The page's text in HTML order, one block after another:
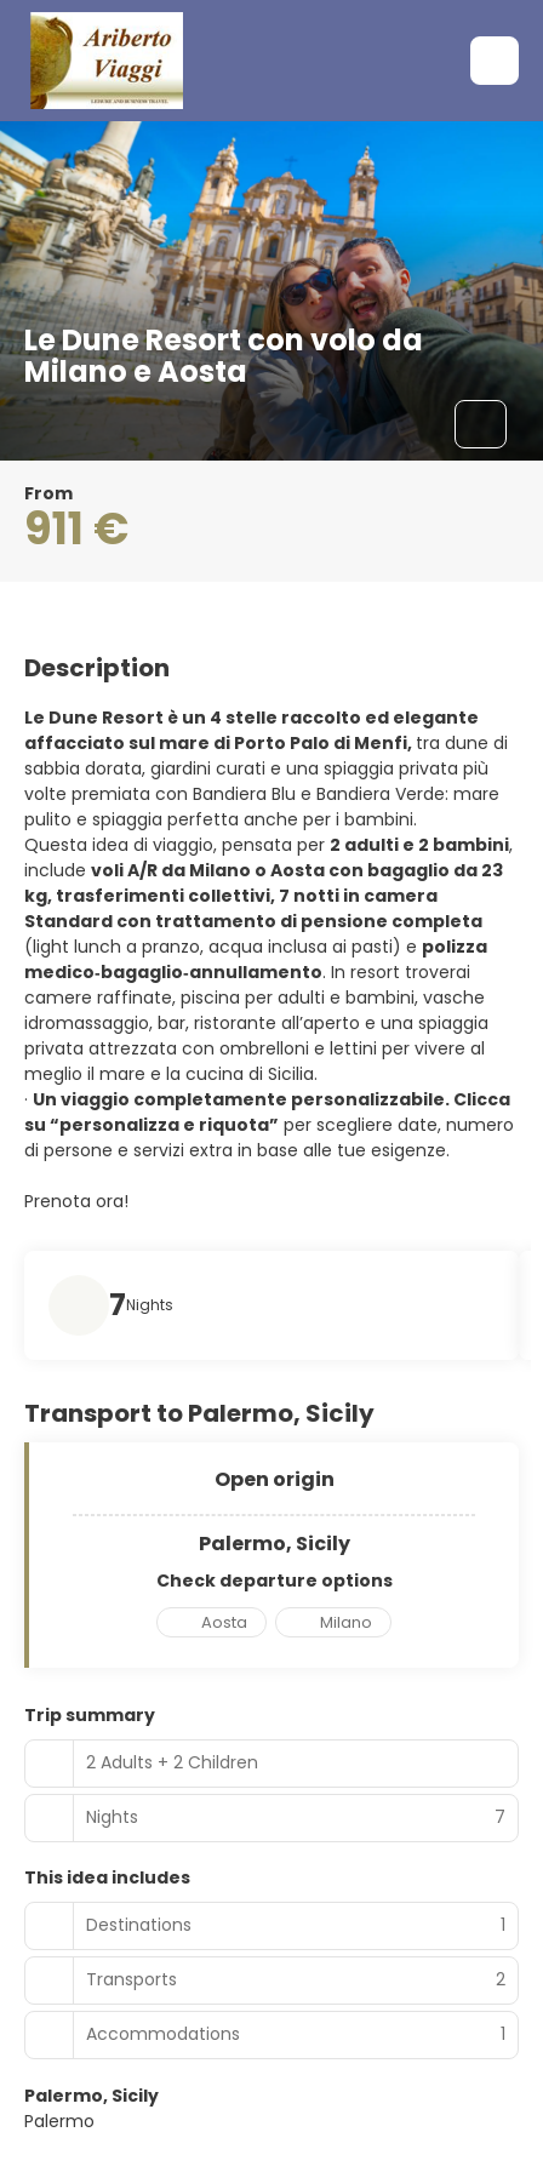
Le Dune Resort con volo da
Milano e Aosta
From
911 €
Description
Le Dune Resort è un 4 stelle raccolto ed elegante
affacciato sul mare di Porto Palo di Menfi, tra dune di
sabbia dorata, giardini curati e una spiaggia privata più
volte premiata con Bandiera Blu e Bandiera Verde: mare
pulito e spiaggia perfetta anche per i bambini.
Questa idea di viaggio, pensata per 2 adulti e 2 bambini,
include voli A/R da Milano o Aosta con bagaglio da 23
kg, trasferimenti collettivi, 7 notti in camera
Standard con trattamento di pensione completa
(light lunch a pranzo, acqua inclusa ai pasti) e polizza
medico‑bagaglio‑annullamento. In resort troverai
camere raffinate, piscina per adulti e bambini, vasche
idromassaggio, bar, ristorante all’aperto e una spiaggia
privata attrezzata con ombrelloni e lettini per vivere al
meglio il mare e la cucina di Sicilia.
· Un viaggio completamente personalizzabile. Clicca
su “personalizza e riquota” per scegliere date, numero
di persone e servizi extra in base alle tue esigenze.
Prenota ora!
7Nights
Transport to Palermo, Sicily
Open origin
Palermo, Sicily
Check departure options
Aosta Milano
Trip summary
2 Adults + 2 Children
Nights 7
This idea includes
Destinations
1
Transports 2
Accommodations 1
Palermo, Sicily
Palermo